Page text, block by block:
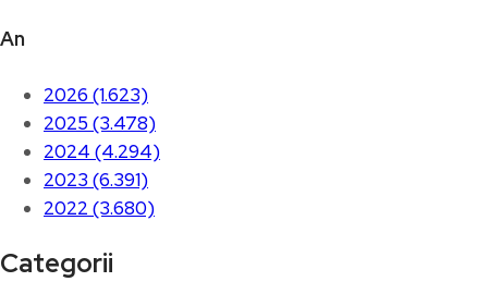
An
2026 (1.623)
2025 (3.478)
2024 (4.294)
2023 (6.391)
2022 (3.680)
Categorii